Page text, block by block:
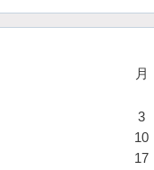
月
3
10
17